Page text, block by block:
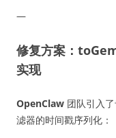
—
修复方案：
实现
OpenClaw 团队引入
滤器的时间戳序列化：